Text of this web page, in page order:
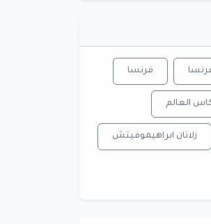
فرنسا
العالم
زلاتان ابراهيموفيتش